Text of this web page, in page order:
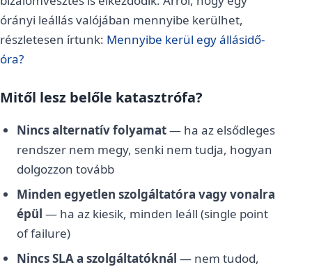
órányi leállás valójában mennyibe kerülhet,
részletesen írtunk: Mennyibe kerül egy állásidő-
óra?
Mitől lesz belőle katasztrófa?
Nincs alternatív folyamat— ha az elsődleges
rendszer nem megy, senki nem tudja, hogyan
dolgozzon tovább
Minden egyetlen szolgáltatóra vagy vonalra
épül — ha az kiesik, minden leáll (single point
of failure)
Nincs SLA a szolgáltatóknál — nem tudod,